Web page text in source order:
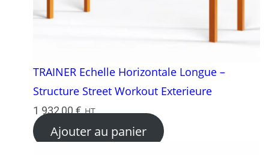
TRAINER Echelle Horizontale Longue –
Structure Street Workout Exterieure
1 932,00€ HT
Ajouter au panier